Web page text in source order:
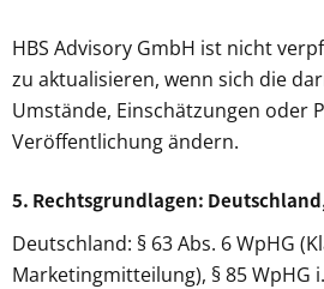
HBS Advisory GmbH ist nicht
zu aktualisieren, wenn sich die
Umstände, Einschätzungen oder
Veröffentlichung ändern.
5. Rechtsgrundlagen:
Deutschland: § 63 Abs. 6 WpHG
Marketingmitteilung), § 85 WpHG